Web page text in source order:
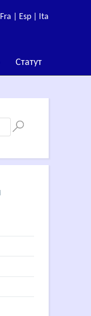
Fra | Esp | Ita
Статут